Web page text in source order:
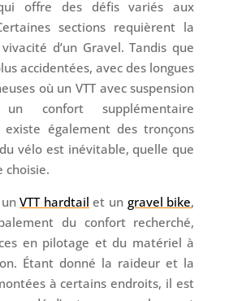
offre des défis variés aux
sections requièrent la
d’un Gravel. Tandis que
accidentées, avec des longues
où un VTT avec suspension
confort supplémentaire
existe également des tronçons
vélo est inévitable, quelle que
choisie.
unVTT hardtail et un gravel bike,
du confort recherché,
en pilotage et du matériel à
Étant donné la raideur et la
à certains endroits, il est